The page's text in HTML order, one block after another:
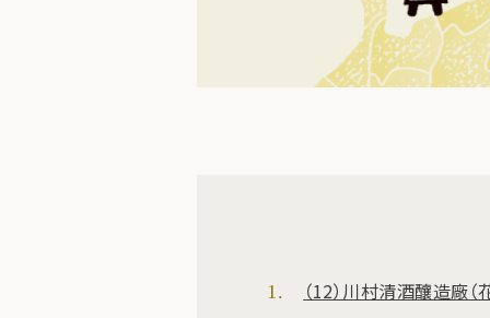
（12）川村清酒釀造廠（